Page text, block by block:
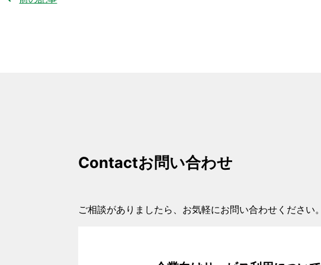
Contactお問い合わせ
ご相談がありましたら、お気軽にお問い合わせください。